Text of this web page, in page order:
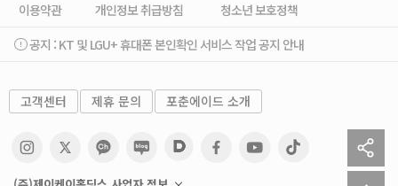
이용약관 개인정보 취급방침
청소년 보호정책
공지 : KT 및 LGU+ 휴대폰 본인확인 서비스 작업 공지 안내
고객센터 제휴 문의 포춘에이드 소개